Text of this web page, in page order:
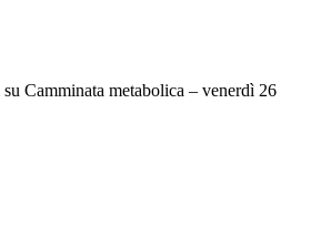
su Camminata metabolica – venerdì 26